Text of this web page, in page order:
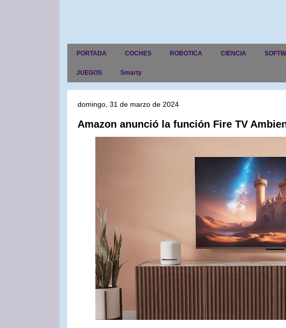
PORTADA COCHES ROBOTICA CIENCIA
JUEGOS Smarty
domingo, 31 de marzo de 2024
Amazon anunció la función Fire TV